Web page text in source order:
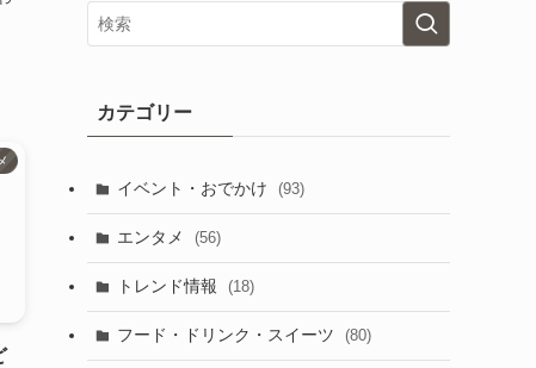
カテゴリー
イベント・おでかけ (93)
エンタメ (56)
トレンド情報 (18)
フード・ドリンク・スイーツ (80)